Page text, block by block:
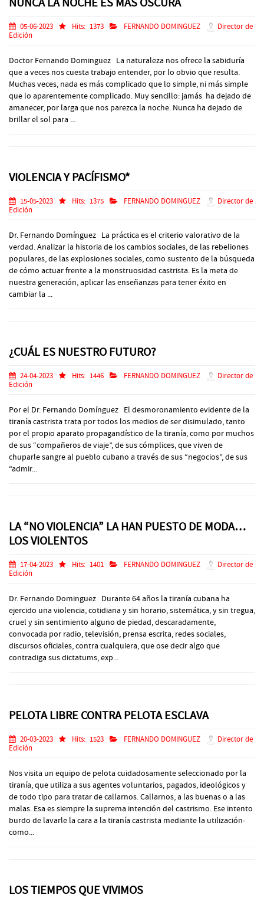
05-06-2023 Hits: 1373 FERNANDO DOMINGUEZ
Director de
Edición
Doctor Fernando Dominguez La naturaleza nos ofrece la sabiduría
que a veces nos cuesta trabajo entender, por lo obvio que resulta.
Muchas veces, nada es más complicado que lo simple, ni más simple
que lo aparentemente complicado. Muy sencillo: jamás ha dejado de
amanecer, por larga que nos parezca la noche. Nunca ha dejado de
brillar el sol para ...
VIOLENCIA Y PACÍFISMO*
15-05-2023 Hits: 1375 FERNANDO DOMINGUEZ
Director de
Edición
Dr. Fernando Domínguez La práctica es el criterio valorativo de la
verdad. Analizar la historia de los cambios sociales, de las rebeliones
populares, de las explosiones sociales, como sustento de la búsqueda
de cómo actuar frente a la monstruosidad castrista. Es la meta de
nuestra generación, aplicar las enseñanzas para tener éxito en
cambiar la ...
¿CUÁL ES NUESTRO FUTURO?
24-04-2023 Hits: 1446 FERNANDO DOMINGUEZ
Director de
Edición
Por el Dr. Fernando Domínguez El desmoronamiento evidente de la
tiranía castrista trata por todos los medios de ser disimulado, tanto
por el propio aparato propagandístico de la tiranía, como por muchos
de sus “compañeros de viaje”, de sus cómplices, que viven de
chuparle sangre al pueblo cubano a través de sus “negocios”, de sus
“admir...
LA “NO VIOLENCIA” LA HAN PUESTO DE MODA…
LOS VIOLENTOS
17-04-2023 Hits: 1401 FERNANDO DOMINGUEZ
Director de
Edición
Dr. Fernando Dominguez Durante 64 años la tiranía cubana ha
ejercido una violencia, cotidiana y sin horario, sistemática, y sin tregua,
cruel y sin sentimiento alguno de piedad, descaradamente,
convocada por radio, televisión, prensa escrita, redes sociales,
discursos oficiales, contra cualquiera, que ose decir algo que
contradiga sus dictatums, exp...
PELOTA LIBRE CONTRA PELOTA ESCLAVA
20-03-2023 Hits: 1523 FERNANDO DOMINGUEZ
Director de
Edición
Nos visita un equipo de pelota cuidadosamente seleccionado por la
tiranía, que utiliza a sus agentes voluntarios, pagados, ideológicos y
de todo tipo para tratar de callarnos. Callarnos, a las buenas o a las
malas. Esa es siempre la suprema intención del castrismo. Ese intento
burdo de lavarle la cara a la tiranía castrista mediante la utilización-
como...
LOS TIEMPOS QUE VIVIMOS